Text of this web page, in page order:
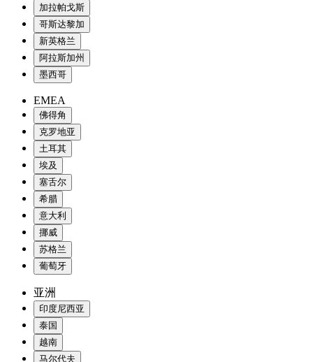
加拉帕戈斯
哥斯达黎加
新英格兰
阿拉斯加州
墨西哥
EMEA
佛得角
克罗地亚
土耳其
埃及
塞舌尔
希腊
意大利
挪威
苏格兰
葡萄牙
亚洲
印度尼西亚
泰国
越南
马尔代夫